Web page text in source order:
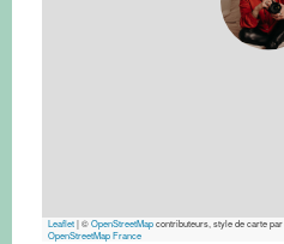
Leaflet|©OpenStreetMapcontributeurs, style de carte par
OpenStreetMap France